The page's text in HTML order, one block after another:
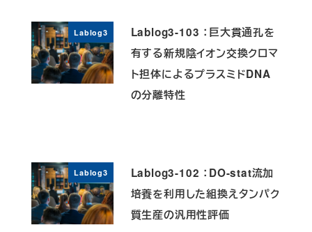
Lablog3
Lablog3-103 ：巨大貫通孔を
有する新規陰イオン交換クロマ
ト担体によるプラスミドDNA
の分離特性
Lablog3
Lablog3-102 ：DO-stat流加
培養を利用した組換えタンパク
質生産の汎用性評価